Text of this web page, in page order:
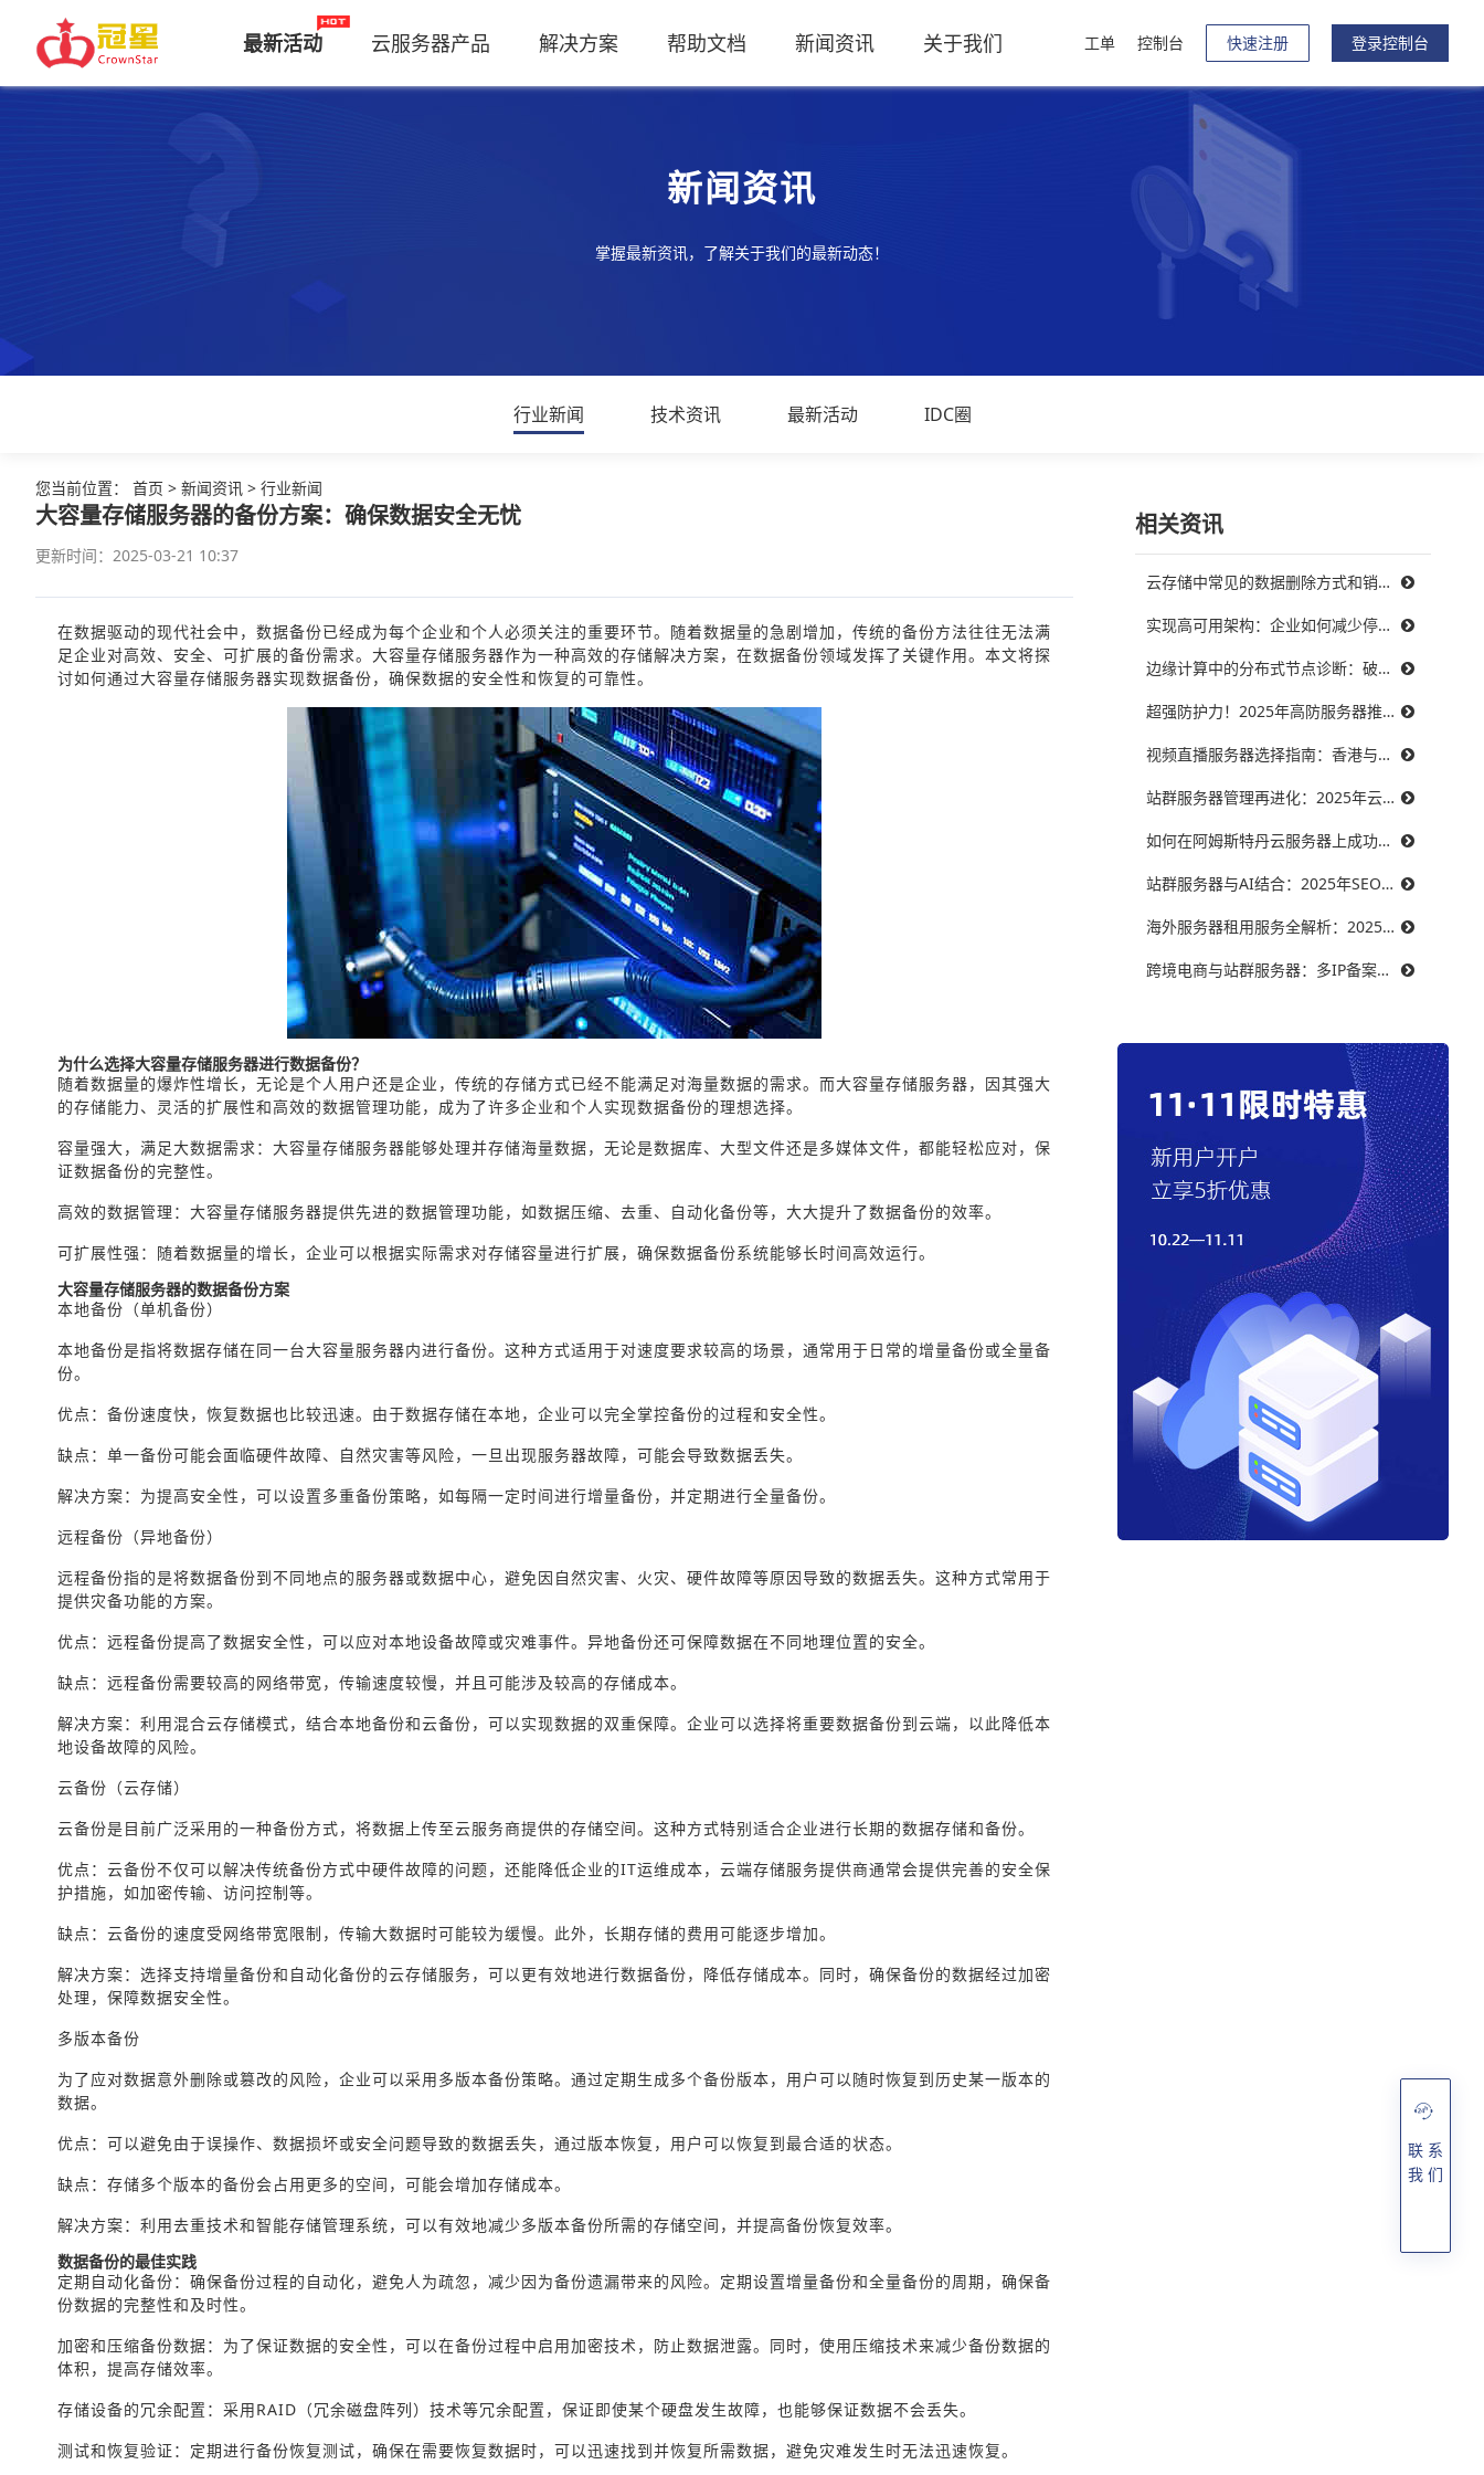
最新活动 云服务器产品 解决方案 帮助文档 新闻资讯 关于我们 工单 控制台 快速注册 登录控制台
新闻资讯
掌握最新资讯，了解关于我们的最新动态！
行业新闻 技术资讯 最新活动 IDC圈
您当前位置： 首页 > 新闻资讯 > 行业新闻
大容量存储服务器的备份方案：确保数据安全无忧
更新时间：2025-03-21 10:37
在数据驱动的现代社会中，数据备份已经成为每个企业和个人必须关注的重要环节。随着数据量的急剧增加，传统的备份方法往往无法满
足企业对高效、安全、可扩展的备份需求。大容量存储服务器作为一种高效的存储解决方案，在数据备份领域发挥了关键作用。本文将探
讨如何通过大容量存储服务器实现数据备份，确保数据的安全性和恢复的可靠性。
为什么选择大容量存储服务器进行数据备份？
随着数据量的爆炸性增长，无论是个人用户还是企业，传统的存储方式已经不能满足对海量数据的需求。而大容量存储服务器，因其强大
的存储能力、灵活的扩展性和高效的数据管理功能，成为了许多企业和个人实现数据备份的理想选择。
容量强大，满足大数据需求：大容量存储服务器能够处理并存储海量数据，无论是数据库、大型文件还是多媒体文件，都能轻松应对，保
证数据备份的完整性。
高效的数据管理：大容量存储服务器提供先进的数据管理功能，如数据压缩、去重、自动化备份等，大大提升了数据备份的效率。
可扩展性强：随着数据量的增长，企业可以根据实际需求对存储容量进行扩展，确保数据备份系统能够长时间高效运行。
大容量存储服务器的数据备份方案
本地备份（单机备份）
本地备份是指将数据存储在同一台大容量服务器内进行备份。这种方式适用于对速度要求较高的场景，通常用于日常的增量备份或全量备
份。
优点：备份速度快，恢复数据也比较迅速。由于数据存储在本地，企业可以完全掌控备份的过程和安全性。
缺点：单一备份可能会面临硬件故障、自然灾害等风险，一旦出现服务器故障，可能会导致数据丢失。
解决方案：为提高安全性，可以设置多重备份策略，如每隔一定时间进行增量备份，并定期进行全量备份。
远程备份（异地备份）
远程备份指的是将数据备份到不同地点的服务器或数据中心，避免因自然灾害、火灾、硬件故障等原因导致的数据丢失。这种方式常用于
提供灾备功能的方案。
优点：远程备份提高了数据安全性，可以应对本地设备故障或灾难事件。异地备份还可保障数据在不同地理位置的安全。
缺点：远程备份需要较高的网络带宽，传输速度较慢，并且可能涉及较高的存储成本。
解决方案：利用混合云存储模式，结合本地备份和云备份，可以实现数据的双重保障。企业可以选择将重要数据备份到云端，以此降低本
地设备故障的风险。
云备份（云存储）
云备份是目前广泛采用的一种备份方式，将数据上传至云服务商提供的存储空间。这种方式特别适合企业进行长期的数据存储和备份。
优点：云备份不仅可以解决传统备份方式中硬件故障的问题，还能降低企业的IT运维成本，云端存储服务提供商通常会提供完善的安全保
护措施，如加密传输、访问控制等。
缺点：云备份的速度受网络带宽限制，传输大数据时可能较为缓慢。此外，长期存储的费用可能逐步增加。
解决方案：选择支持增量备份和自动化备份的云存储服务，可以更有效地进行数据备份，降低存储成本。同时，确保备份的数据经过加密
处理，保障数据安全性。
多版本备份
为了应对数据意外删除或篡改的风险，企业可以采用多版本备份策略。通过定期生成多个备份版本，用户可以随时恢复到历史某一版本的
数据。
优点：可以避免由于误操作、数据损坏或安全问题导致的数据丢失，通过版本恢复，用户可以恢复到最合适的状态。
缺点：存储多个版本的备份会占用更多的空间，可能会增加存储成本。
解决方案：利用去重技术和智能存储管理系统，可以有效地减少多版本备份所需的存储空间，并提高备份恢复效率。
数据备份的最佳实践
定期自动化备份：确保备份过程的自动化，避免人为疏忽，减少因为备份遗漏带来的风险。定期设置增量备份和全量备份的周期，确保备
份数据的完整性和及时性。
加密和压缩备份数据：为了保证数据的安全性，可以在备份过程中启用加密技术，防止数据泄露。同时，使用压缩技术来减少备份数据的
体积，提高存储效率。
存储设备的冗余配置：采用RAID（冗余磁盘阵列）技术等冗余配置，保证即使某个硬盘发生故障，也能够保证数据不会丢失。
测试和恢复验证：定期进行备份恢复测试，确保在需要恢复数据时，可以迅速找到并恢复所需数据，避免灾难发生时无法迅速恢复。
相关资讯
云存储中常见的数据删除方式和销毁策略
实现高可用架构：企业如何减少停机时间，提升业务连续性
边缘计算中的分布式节点诊断：破解三大难题，提升系统可靠性
超强防护力！2025年高防服务器推荐，保障你的在线服务不受威胁
视频直播服务器选择指南：香港与美国带宽对比，哪个更能满足需求？
站群服务器管理再进化：2025年云技术提升效率的最佳实践
如何在阿姆斯特丹云服务器上成功搭建智能制造系统？
站群服务器与AI结合：2025年SEO优化的未来趋势
海外服务器租用服务全解析：2025年十大优秀提供商推荐
跨境电商与站群服务器：多IP备案挑战与合法合规策略
联 系
我 们